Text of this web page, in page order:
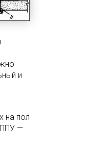
и
на пол
ППУ —